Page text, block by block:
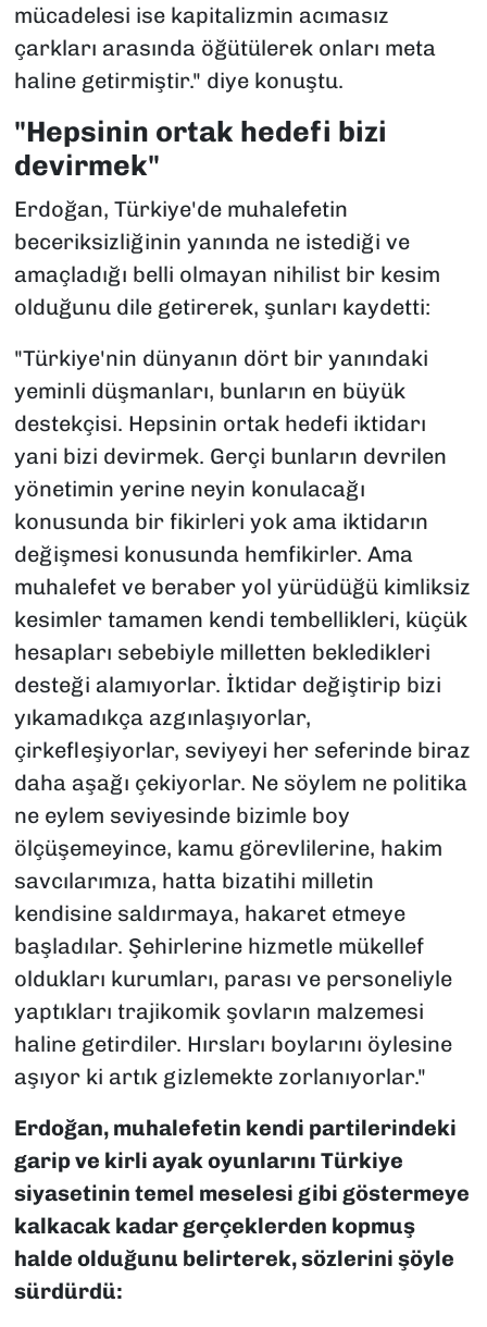
mücadelesi ise kapitalizmin acımasız
çarkları arasında öğütülerek onları meta
haline getirmiştir." diye konuştu.
"Hepsinin ortak hedefi bizi
devirmek"
Erdoğan, Türkiye'de muhalefetin
beceriksizliğinin yanında ne istediği ve
amaçladığı belli olmayan nihilist bir kesim
olduğunu dile getirerek, şunları kaydetti:
"Türkiye'nin dünyanın dört bir yanındaki
yeminli düşmanları, bunların en büyük
destekçisi. Hepsinin ortak hedefi iktidarı
yani bizi devirmek. Gerçi bunların devrilen
yönetimin yerine neyin konulacağı
konusunda bir fikirleri yok ama iktidarın
değişmesi konusunda hemfikirler. Ama
muhalefet ve beraber yol yürüdüğü kimliksiz
kesimler tamamen kendi tembellikleri, küçük
hesapları sebebiyle milletten bekledikleri
desteği alamıyorlar. İktidar değiştirip bizi
yıkamadıkça azgınlaşıyorlar,
çirkefleşiyorlar, seviyeyi her seferinde biraz
daha aşağı çekiyorlar. Ne söylem ne politika
ne eylem seviyesinde bizimle boy
ölçüşemeyince, kamu görevlilerine, hakim
savcılarımıza, hatta bizatihi milletin
kendisine saldırmaya, hakaret etmeye
başladılar. Şehirlerine hizmetle mükellef
oldukları kurumları, parası ve personeliyle
yaptıkları trajikomik şovların malzemesi
haline getirdiler. Hırsları boylarını öylesine
aşıyor ki artık gizlemekte zorlanıyorlar."
Erdoğan, muhalefetin kendi partilerindeki
garip ve kirli ayak oyunlarını Türkiye
siyasetinin temel meselesi gibi göstermeye
kalkacak kadar gerçeklerden kopmuş
halde olduğunu belirterek, sözlerini şöyle
sürdürdü: